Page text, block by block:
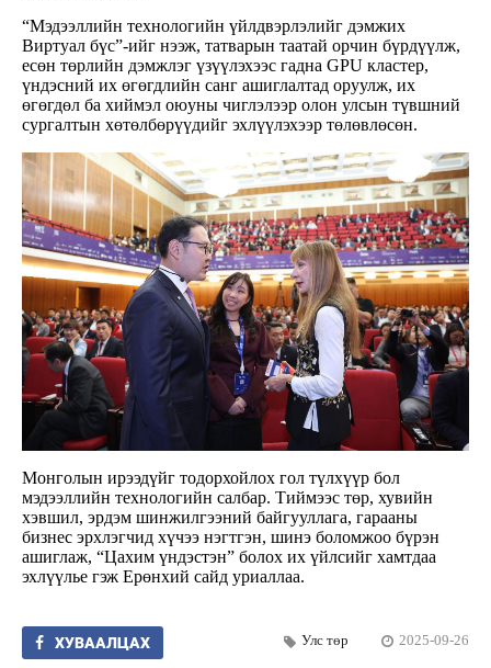
“Мэдээллийн технологийн үйлдвэрлэлийг дэмжих
Виртуал бүс”-ийг нээж, татварын таатай орчин бүрдүүлж,
есөн төрлийн дэмжлэг үзүүлэхээс гадна GPU кластер,
үндэсний их өгөгдлийн санг ашиглалтад оруулж, их
өгөгдөл ба хиймэл оюуны чиглэлээр олон улсын түвшний
сургалтын хөтөлбөрүүдийг эхлүүлэхээр төлөвлөсөн.
Монголын ирээдүйг тодорхойлох гол түлхүүр бол
мэдээллийн технологийн салбар. Тиймээс төр, хувийн
хэвшил, эрдэм шинжилгээний байгууллага, гарааны
бизнес эрхлэгчид хүчээ нэгтгэн, шинэ боломжоо бүрэн
ашиглаж, “Цахим үндэстэн” болох их үйлсийг хамтдаа
эхлүүлье гэж Ерөнхий сайд уриаллаа.
ХУВААЛЦАХ Улс төр 2025-09-26